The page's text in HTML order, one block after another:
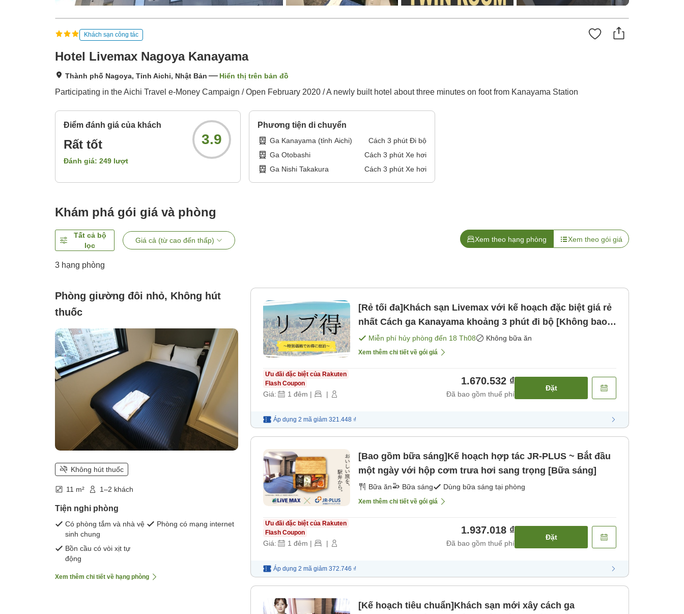
Khách sạn công tác
Hotel Livemax Nagoya Kanayama
Thành phố Nagoya, Tỉnh Aichi, Nhật Bản Hiển thị trên bản đồ
Participating in the Aichi Travel e-Money Campaign / Open February 2020 / A newly built hotel about three minutes on foot from Kanayama Station
Điểm đánh giá của khách
Rất tốt
Đánh giá: 249 lượt
3.9
Phương tiện di chuyển
Ga Kanayama (tỉnh Aichi) Cách 3 phút Đi bộ
Ga Otobashi
Cách 3 phút Xe hơi
Ga Nishi Takakura
Cách 3 phút Xe hơi
Khám phá gói giá và phòng
Tất cả bộ
lọc
Giá cả (từ cao đến thấp) Xem theo hạng phòng Xem theo gói giá
3 hạng phòng
Phòng giường đôi nhỏ, Không hút
thuốc
Không hút thuốc
11 m² 1–2 khách
Tiện nghi phòng
Có phòng tắm và nhà vệ
sinh chung
Phòng có mạng internet
Bồn cầu có vòi xịt tự
động
Xem thêm chi tiết về hạng phòng
[Rẻ tối đa]Khách sạn Livemax với kế hoạch đặc biệt giá rẻ
nhất Cách ga Kanayama khoảng 3 phút đi bộ [Không bao
gồm bữa sáng] [Không bao gồm bữa ăn]
Miễn phí hủy phòng đến 18 Th08 Không bữa ăn
Xem thêm chi tiết về gói giá
Ưu đãi đặc biệt của Rakuten
Flash Coupon
Giá: 1 đêm | |
1.670.532 ₫
Đã bao gồm thuế phí
Đặt
Áp dụng 2 mã giảm 321.448 ₫
[Bao gồm bữa sáng]Kế hoạch hợp tác JR-PLUS ~ Bắt đầu
một ngày với hộp cơm trưa hơi sang trọng [Bữa sáng]
Bữa ăn Bữa sáng Dùng bữa sáng tại phòng
Xem thêm chi tiết về gói giá
Ưu đãi đặc biệt của Rakuten
Flash Coupon
Giá: 1 đêm | |
1.937.018 ₫
Đã bao gồm thuế phí
Đặt
Áp dụng 2 mã giảm 372.746 ₫
[Kế hoạch tiêu chuẩn]Khách sạn mới xây cách ga